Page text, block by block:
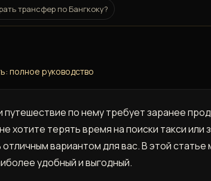
трансфер по Бангкоку?
полное руководство
путешествие по нему требует заранее
хотите терять время на поиски такси или
вариантом для вас. В этой статье
удобный и выгодный.